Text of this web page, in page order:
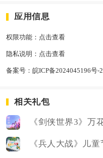
应用信息
权限功能： 点击查看
隐私说明： 点击查看
备案号： 皖ICP备2024045196号-
相关礼包
《剑侠世界3》万
《兵人大战》儿